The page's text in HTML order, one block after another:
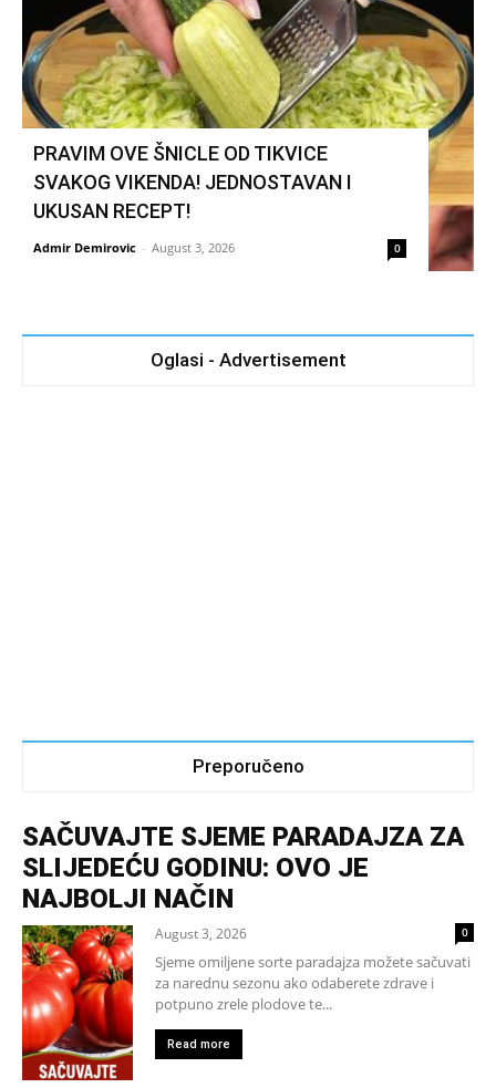
PRAVIM OVE ŠNICLE OD TIKVICE
SVAKOG VIKENDA! JEDNOSTAVAN I
UKUSAN RECEPT!
Admir Demirovic - August 3, 2026 0
Oglasi - Advertisement
Preporučeno
SAČUVAJTE SJEME PARADAJZA ZA
SLIJEDEĆU GODINU: OVO JE
NAJBOLJI NAČIN
August 3, 2026 0
Sjeme omiljene sorte paradajza možete sačuvati
za narednu sezonu ako odaberete zdrave i
potpuno zrele plodove te...
Read more